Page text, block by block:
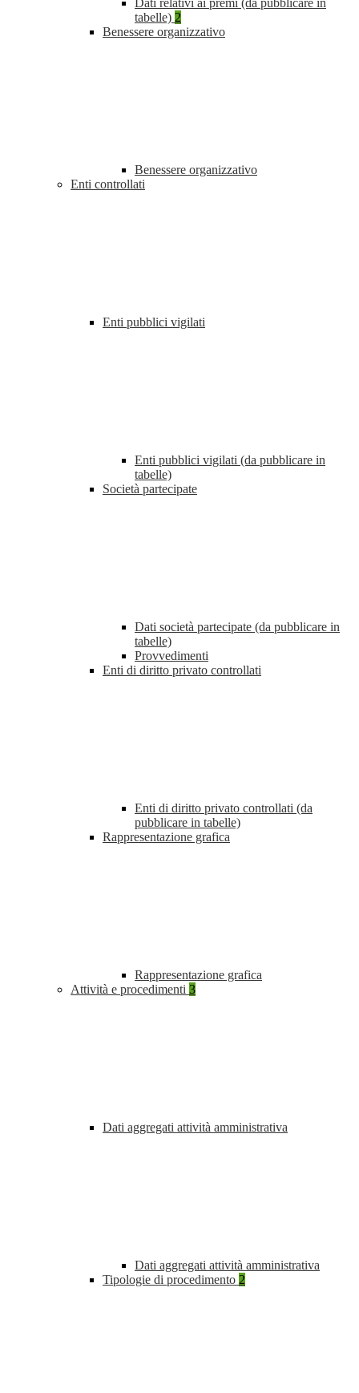
Dati relativi ai premi (da pubblicare in
tabelle) 2
Benessere organizzativo
Benessere organizzativo
Enti controllati
Enti pubblici vigilati
Enti pubblici vigilati (da pubblicare in
tabelle)
Società partecipate
Dati società partecipate (da pubblicare in
tabelle)
Provvedimenti
Enti di diritto privato controllati
Enti di diritto privato controllati (da
pubblicare in tabelle)
Rappresentazione grafica
Rappresentazione grafica
Attività e procedimenti 3
Dati aggregati attività amministrativa
Dati aggregati attività amministrativa
Tipologie di procedimento 2